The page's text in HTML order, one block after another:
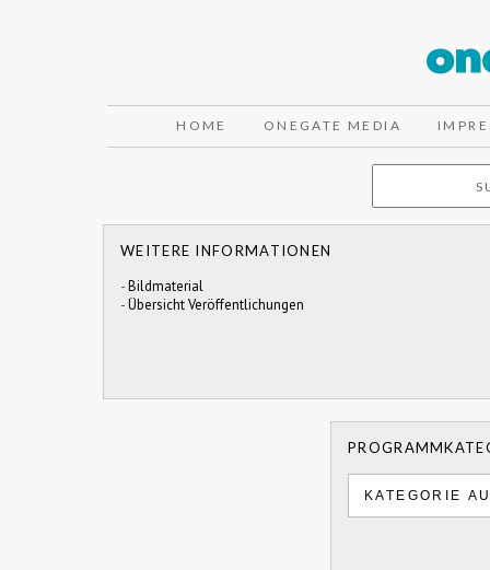
HOME ONEGATE MEDIA
WEITERE INFORMATIONEN
-Bildmaterial
-Übersicht Veröffentlichungen